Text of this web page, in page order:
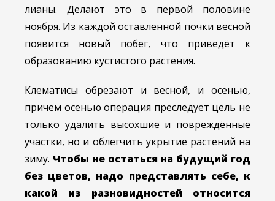
лианы. Делают это в первой половине
ноября. Из каждой оставленной почки весной
появится новый побег, что приведёт к
образованию кустистого растения.
Клематисы обрезают и весной, и осенью,
причём осенью операция преследует цель не
только удалить высохшие и повреждённые
участки, но и облегчить укрытие растений на
зиму. Чтобы не остаться на будущий год
без цветов, надо представлять себе, к
какой из разновидностей относится